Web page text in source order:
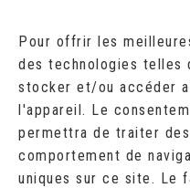
Pour offrir les
des technologies telles
stocker et/ou accéder
l'appareil. Le
permettra de traiter
comportement de
uniques sur ce site. Le
L M M
3
4 5
10 11 12
17
18 19
24
25 26